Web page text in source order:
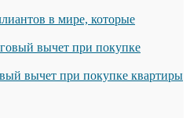
в мире, которые
вычет при покупке квартиры